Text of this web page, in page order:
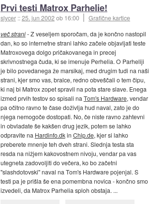
Prvi testi Matrox Parhelie!
slycer ::25. jun 2002ob 16:00
Grafične kartice
več strani- Z veseljem sporočam, da je končno nastopil
dan, ko so internetne strani lahko začele objavljati teste
Matroxovega dolgo pričakovanega in precej
skrivnostnega čuda, ki se imenuje Perhelia. O Parheliji
je bilo povedanega že marsikaj, med drugim tudi na naši
strani, kjer smo vas, bralce, redno obveščali o tem čipu,
ki naj bi Matrox zopet spravil na pota stare slave. Enega
izmed prvih testov so spisali na Tom's Hardware, vendar
pa očitno ravno te čase doživlja hud naval, zato je do
njega nemogoče dostopati. No, če niste ravno zahtevni
in obvladate še kakšen drug jezik, potem se lahko
odpravite na Hardinfo.dkin Chip.de, kjer si lahko
preberete mnenje teh dveh strani. Slednja testa sta
resda na nižjem kakovostnem nivoju, vendar pa vas
utegneta zadovoljiti do večera, ko bo začetni
"slashdotovski" naval na Tom's Hardware pojenjal. S
testi pa je prišla še ena pomembna novica - končno smo
izvedeli, da Matrox Parhelia sploh obstaja. ...